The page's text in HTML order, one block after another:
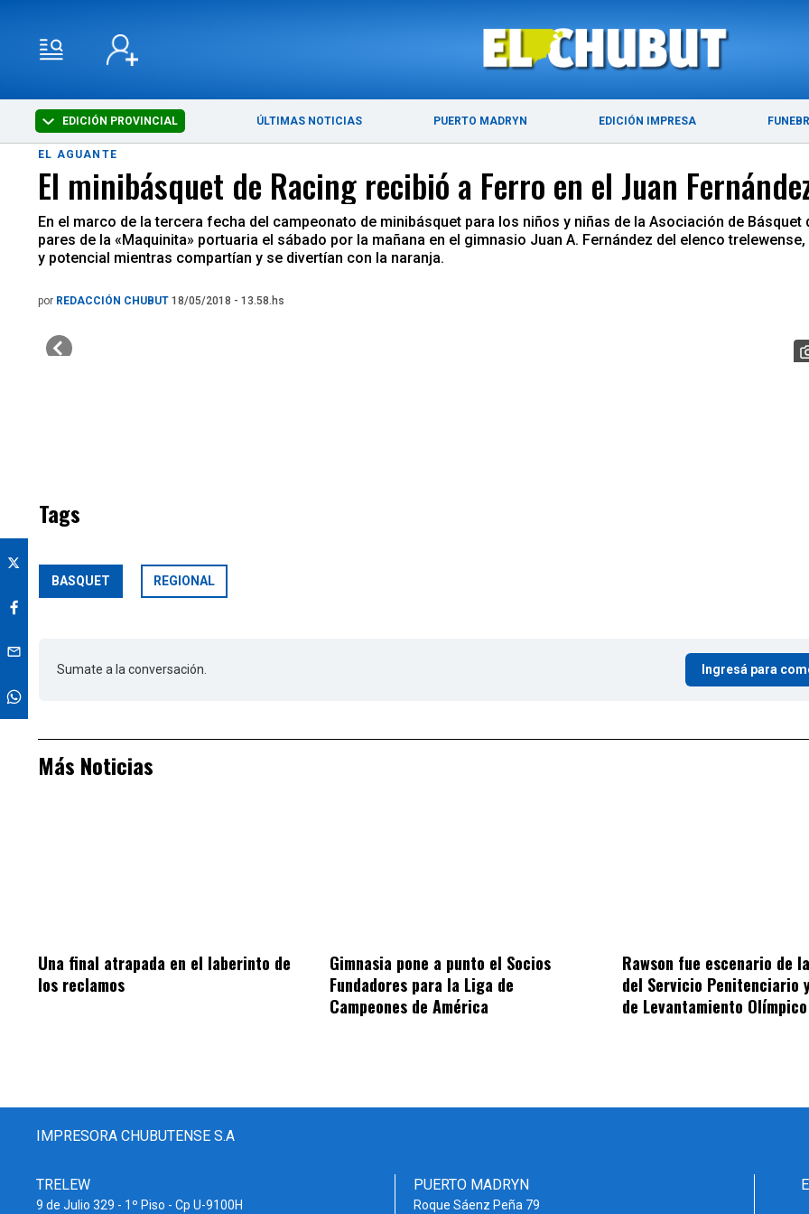
EDICIÓN PROVINCIAL ÚLTIMAS NOTICIAS PUERTO MADRYN EDICIÓN IMPRESA
ÚLTIMAS NOTICIAS PUERTO MADRYN
EL AGUANTE
El minibásquet de Racing recibió a Ferro en el Juan
En el marco de la tercera fecha del campeonato de minibásquet para los niños y niñas de la Asociación de
pares de la «Maquinita» portuaria el sábado por la mañana en el gimnasio Juan A. Fernández del elenco
y potencial mientras compartían y se divertían con la naranja.
por REDACCIÓN CHUBUT 18/05/2018 - 13.58.hs
Tags
BASQUET REGIONAL
Sumate a la conversación. Ingresá para
Más Noticias
Una final atrapada en el laberinto de
los reclamos
Gimnasia pone a punto el Socios
Fundadores para la Liga de
Campeones de América
Rawson fue escenario de
del Servicio Penitenciario
de Levantamiento Olímpico
IMPRESORA CHUBUTENSE S.A
TRELEW
9 de Julio 329 - 1º Piso - Cp U-9100H
PUERTO MADRYN
Roque Sáenz Peña 79